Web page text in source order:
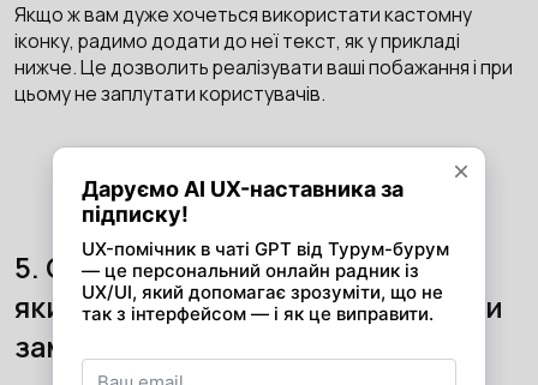
Якщо ж вам дуже хочеться використати кастомну
іконку, радимо додати до неї текст, як у прикладі
нижче. Це дозволить реалізувати ваші побажання і при
цьому не заплутати користувачів.
Приклад екологічної реалізації нестандартної іконки
5. Сторінка товару: інтерфейс,
який стимулює клієнтів оформити
замовлення